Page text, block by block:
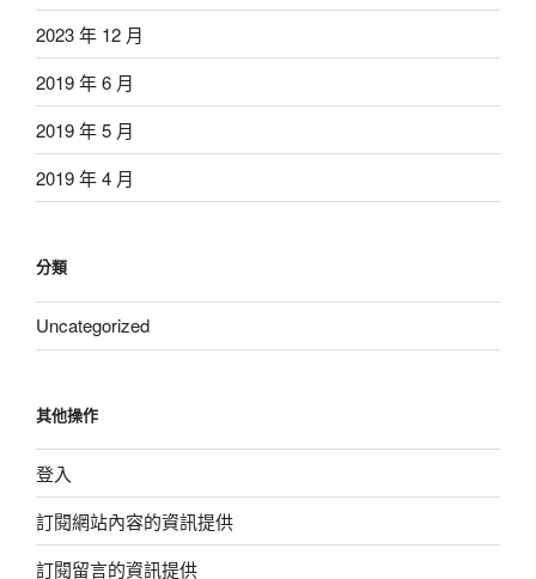
2023 年 12 月
2019 年 6 月
2019 年 5 月
2019 年 4 月
分類
Uncategorized
其他操作
登入
訂閱網站內容的資訊提供
訂閱留言的資訊提供